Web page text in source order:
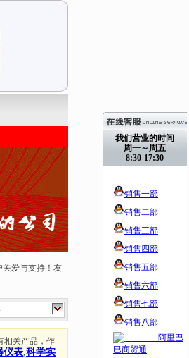
我们营业的时间
周一～周五
8:30-17:30
销售一部
销售二部
销售三部
销售四部
销售五部
销售六部
销售七部
销售八部
阿里巴
巴商贸通
关爱与支持！友
相关产品，作
仪表,科学实